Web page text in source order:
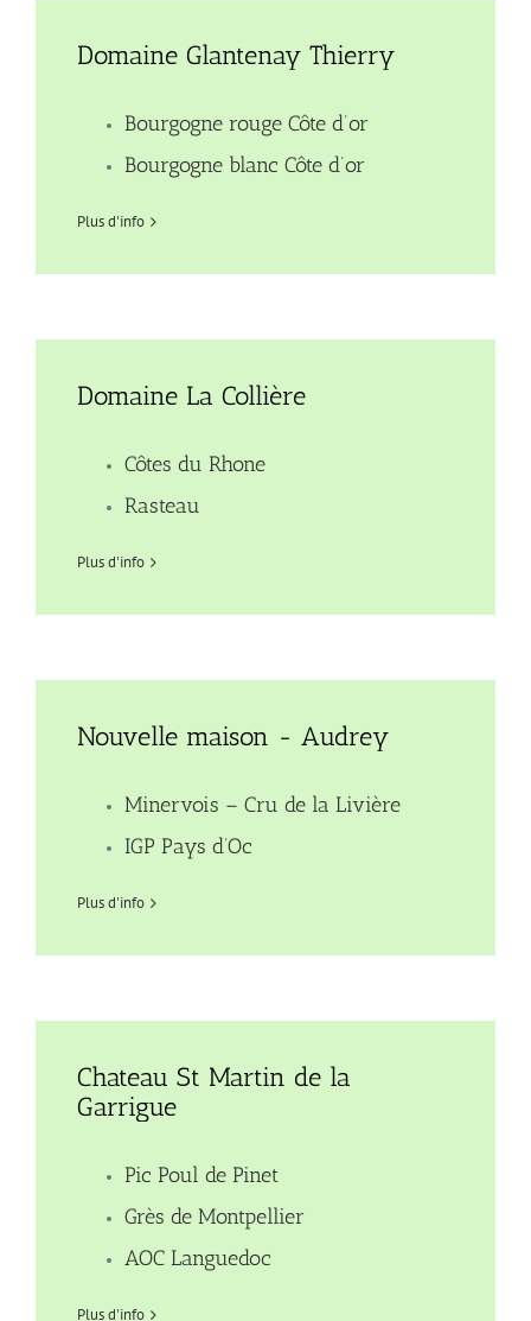
Domaine Glantenay Thierry
Bourgogne rouge Côte d’or
Bourgogne blanc Côte d’or
Plus d'info
Domaine La Collière
Côtes du Rhone
Rasteau
Plus d'info
Nouvelle maison - Audrey
Minervois – Cru de la Livière
IGP Pays d’Oc
Plus d'info
Chateau St Martin de la
Garrigue
Pic Poul de Pinet
Grès de Montpellier
AOC Languedoc
Plus d'info